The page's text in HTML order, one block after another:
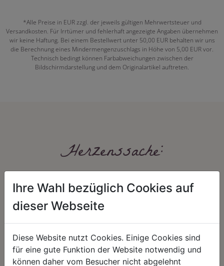
*Alle Preise in EUR zzgl. der jeweils gültigen Mehrwertsteuer und
Versandkosten. Für Irrtümer und fehlerhaft angezeigte Angaben übernehmen
wir keine Haftung. Bei einem Bestellwert unter 50,00 EUR behalten wir uns
die Berechnung eines Mindermengenzuschlags in Höhe von 5,00 EUR vor.
Technisch bedingt können Farbabweichungen zwischen der
Bildschirmdarstellung und dem Originalartikel auftreten.
Herzenssache:
HARMONIE
Unser Sortiment steht für ein
FAIRNESS
Nicht immer ist der günstigste Preis
Ihre Wahl bezüglich Cookies auf
dieser Webseite
Diese Website nutzt Cookies. Einige Cookies sind
für eine gute Funktion der Website notwendig und
können daher vom Besucher nicht abgelehnt